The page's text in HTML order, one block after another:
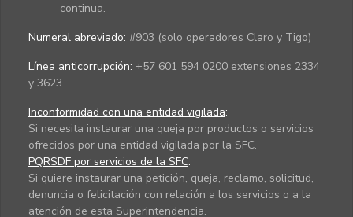
continua.
Numeral abreviado: #903 (solo operadores Claro y Tigo)
Línea anticorrupción: +57 601 594 0200 extensiones 2334
y 3623
Inconformidad con una entidad vigilada:
Si necesita instaurar una queja por productos o servicios
ofrecidos por una entidad vigilada por la SFC.
PQRSDF por servicios de la SFC:
Si quiere instaurar una petición, queja, reclamo, solicitud,
denuncia o felicitación con relación a los servicios o a la
atención de esta Superintendencia.